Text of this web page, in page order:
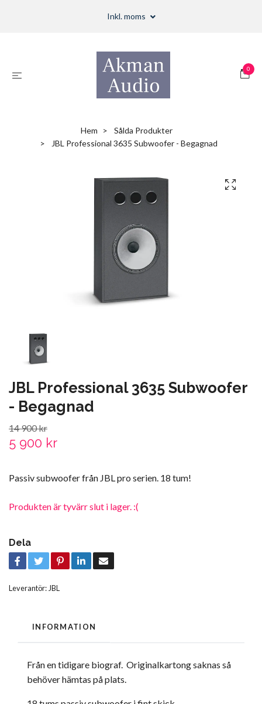
Inkl. moms
0
Hem
Sålda Produkter
JBL Professional 3635 Subwoofer - Begagnad
JBL Professional 3635 Subwoofer
- Begagnad
14 900 kr
5 900 kr
Passiv subwoofer från JBL pro serien. 18 tum!
Produkten är tyvärr slut i lager. :(
Dela
Leverantör: JBL
INFORMATION
Från en tidigare biograf. Originalkartong saknas så
behöver hämtas på plats.